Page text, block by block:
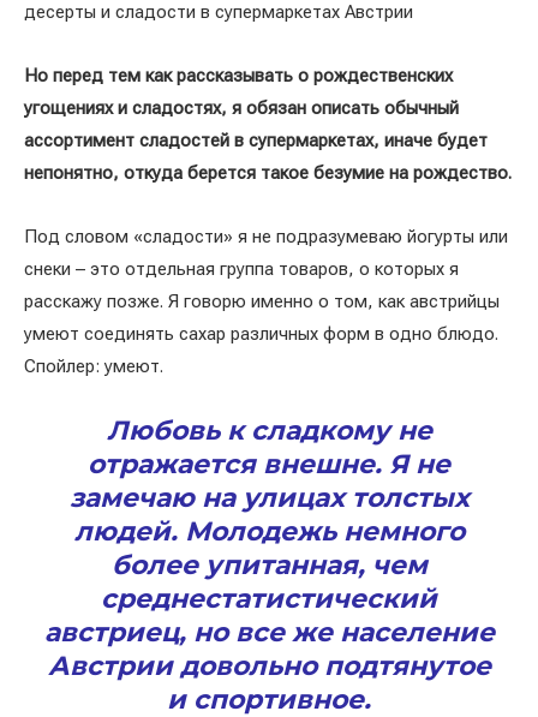
десерты и сладости в супермаркетах Австрии
Но перед тем как рассказывать о рождественских
угощениях и сладостях, я обязан описать обычный
ассортимент сладостей в супермаркетах, иначе будет
непонятно, откуда берется такое безумие на рождество.
Под словом «сладости» я не подразумеваю йогурты или
снеки – это отдельная группа товаров, о которых я
расскажу позже. Я говорю именно о том, как австрийцы
умеют соединять сахар различных форм в одно блюдо.
Спойлер: умеют.
Любовь к сладкому не
отражается внешне. Я не
замечаю на улицах толстых
людей. Молодежь немного
более упитанная, чем
среднестатистический
австриец, но все же население
Австрии довольно подтянутое
и спортивное.